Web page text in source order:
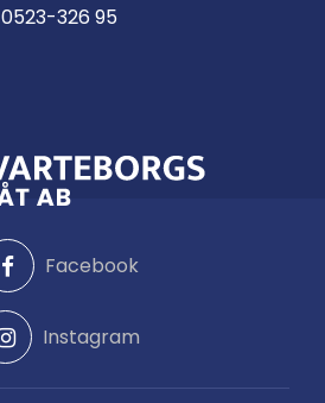
0523-326 95
Facebook
Instagram